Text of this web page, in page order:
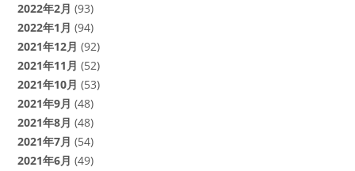
2022年2月 (93)
2022年1月 (94)
2021年12月 (92)
2021年11月 (52)
2021年10月 (53)
2021年9月 (48)
2021年8月 (48)
2021年7月 (54)
2021年6月 (49)